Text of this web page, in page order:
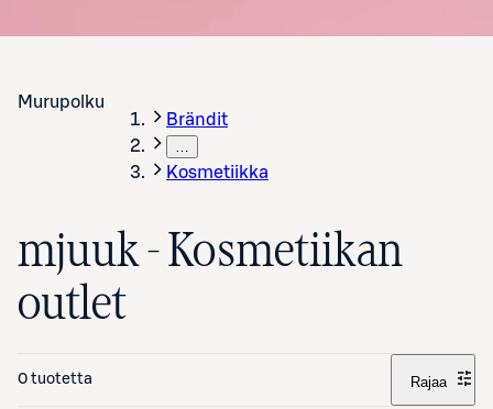
Murupolku
Brändit
Kosmetiikka
mjuuk - Kosmetiikan
outlet
0 tuotetta Rajaa